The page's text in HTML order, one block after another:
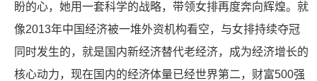
盼的心，她用一套科学的战略，带领女排再度奔向辉煌。就
像2013年中国经济被一堆外资机构看空，与女排持续夺冠
同时发生的，就是国内新经济替代老经济，成为经济增长的
核心动力，现在国内的经济体量已经世界第二，财富500强